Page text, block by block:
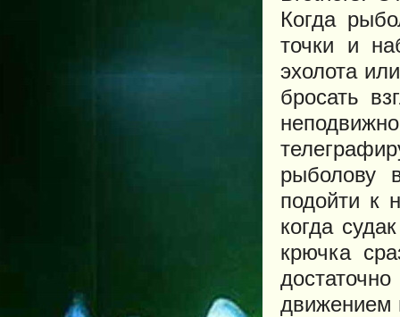
Когда
точки и
эхолота
бросать
рыболову
подойти к
когда
крючка
движением